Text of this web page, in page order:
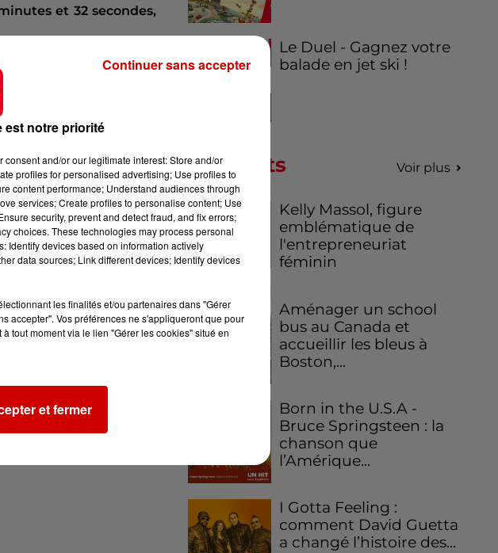
et 32 secondes,
exprimé. Si vous
ci-dessous.
Le Duel - Gagnez votre
balade en jet ski !
Podcasts Voir plus
Kelly Massol, figure
emblématique de
l'entrepreneuriat
féminin
Aménager un school
bus au Canada et
accueillir les bleus à
Boston,...
Born in the U.S.A -
Bruce Springsteen : la
chanson que
l’Amérique...
I Gotta Feeling :
comment David Guetta
a changé l’histoire des...
est notre priorité
and/or our legitimate interest: Store and/or
profiles for personalised advertising; Use profiles to
content performance; Understand audiences through
services; Create profiles to personalise content; Use
security, prevent and detect fraud, and fix errors;
choices. These technologies may process personal
Identify devices based on information actively
data sources; Link different devices; Identify devices
les finalités et/ou partenaires dans "Gérer
accepter". Vos préférences ne s'appliqueront que pour
tout moment via le lien "Gérer les cookies" situé en
et fermer
Continuer sans accepter